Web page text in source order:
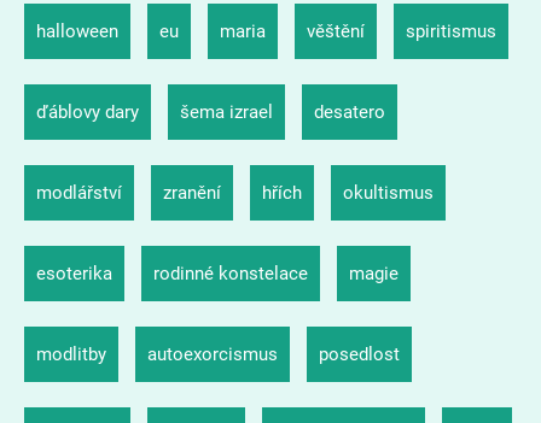
halloween eu maria věštění spiritismus
ďáblovy dary šema izrael desatero
modlářství zranění hřích okultismus
esoterika rodinné konstelace magie
modlitby autoexorcismus posedlost